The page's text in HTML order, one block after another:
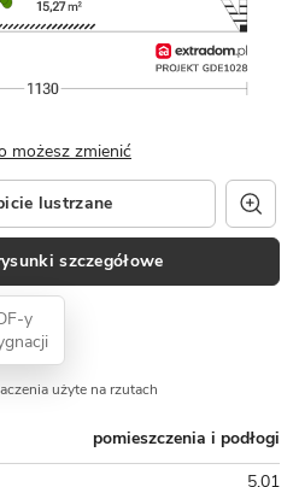
możesz zmienić
lustrzane
szczegółowe
y
użyte na rzutach
pomieszczenia i podłogi
5,01